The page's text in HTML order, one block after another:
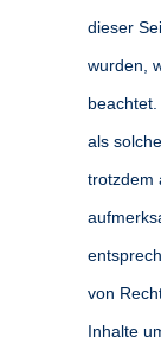
dieser
wurden,
als
trotzdem
von
Inhalte